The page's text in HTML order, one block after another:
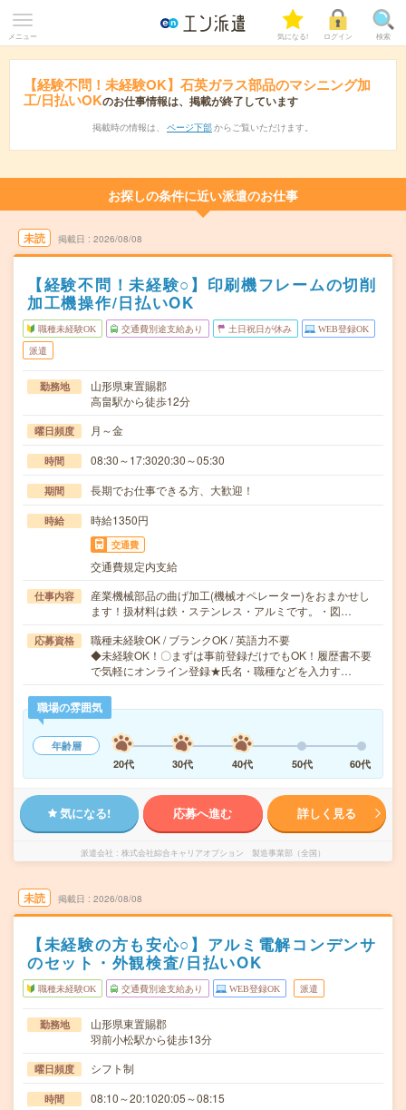
メニュー 気になる! ログイン 検索
【経験不問！未経験OK】石英ガラス部品のマシニング加
工/日払いOKのお仕事情報は、掲載が終了しています
掲載時の情報は、 ページ下部 からご覧いただけます。
お探しの条件に近い派遣のお仕事
未読 掲載日 2026/08/08
【経験不問！未経験○】印刷機フレームの切削
加工機操作/日払いOK
職種未経験OK 交通費別途支給あり 土日祝日が休み WEB登録OK
派遣
勤務地
山形県東置賜郡
高畠駅から徒歩12分
曜日頻度 月～金
時間 08:30～17:3020:30～05:30
期間 長期でお仕事できる方、大歓迎！
時給 時給1350円
交通費
交通費規定内支給
仕事内容
産業機械部品の曲げ加工(機械オペレーター)をおまかせし
ます！扱材料は鉄・ステンレス・アルミです。・図…
応募資格
職種未経験OK / ブランクOK / 英語力不要
◆未経験OK！〇まずは事前登録だけでもOK！履歴書不要
で気軽にオンライン登録★氏名・職種などを入力す…
職場の雰囲気
年齢層
20代
30代 40代 50代 60代
気になる! 応募へ進む 詳しく見る
派遣会社 株式会社綜合キャリアオプション 製造事業部（全国）
未読 掲載日 2026/08/08
【未経験の方も安心○】アルミ電解コンデンサ
のセット・外観検査/日払いOK
職種未経験OK 交通費別途支給あり WEB登録OK 派遣
勤務地
山形県東置賜郡
羽前小松駅から徒歩13分
曜日頻度 シフト制
時間 08:10～20:1020:05～08:15